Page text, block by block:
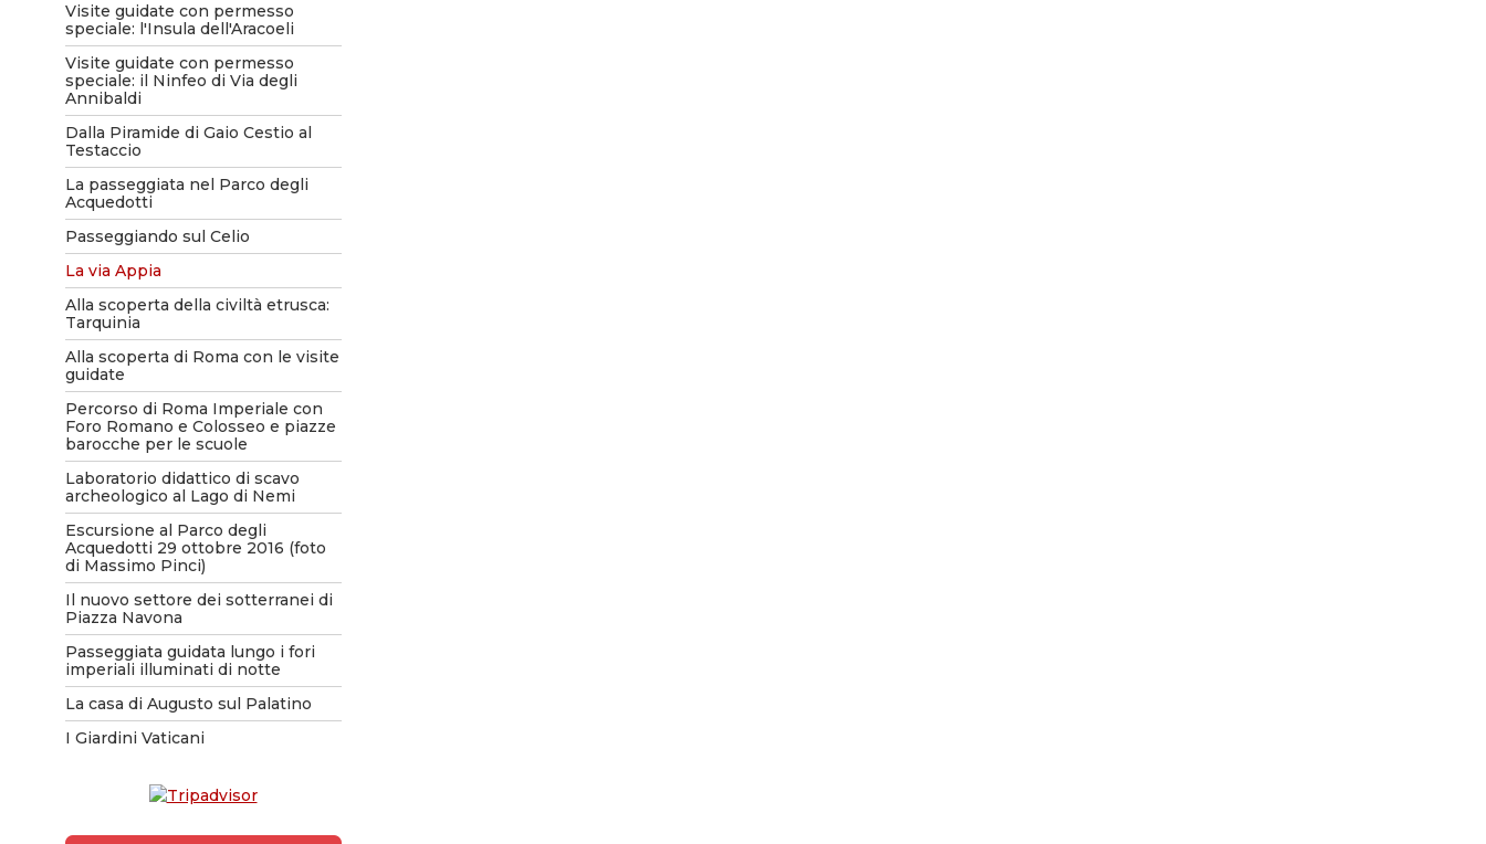
Visite guidate con permesso
speciale: l'Insula dell'Aracoeli
Visite guidate con permesso
speciale: il Ninfeo di Via degli
Annibaldi
Dalla Piramide di Gaio Cestio al
Testaccio
La passeggiata nel Parco degli
Acquedotti
Passeggiando sul Celio
La via Appia
Alla scoperta della civiltà etrusca:
Tarquinia
Alla scoperta di Roma con le visite
guidate
Percorso di Roma Imperiale con
Foro Romano e Colosseo e piazze
barocche per le scuole
Laboratorio didattico di scavo
archeologico al Lago di Nemi
Escursione al Parco degli
Acquedotti 29 ottobre 2016 (foto
di Massimo Pinci)
Il nuovo settore dei sotterranei di
Piazza Navona
Passeggiata guidata lungo i fori
imperiali illuminati di notte
La casa di Augusto sul Palatino
I Giardini Vaticani